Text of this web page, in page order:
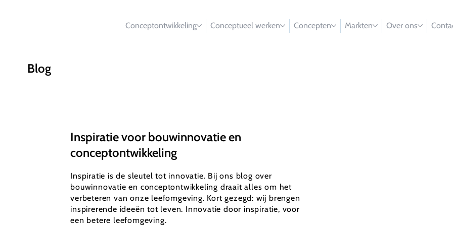
Conceptontwikkeling Conceptueel werken Concepten Markten Over ons
Inspiratie voor bouwinnovatie en
conceptontwikkeling
Inspiratie is de sleutel tot innovatie. Bij ons blog over
bouwinnovatie en conceptontwikkeling draait alles om het
verbeteren van onze leefomgeving. Kort gezegd: wij brengen
inspirerende ideeën tot leven. Innovatie door inspiratie, voor
een betere leefomgeving.
Blog